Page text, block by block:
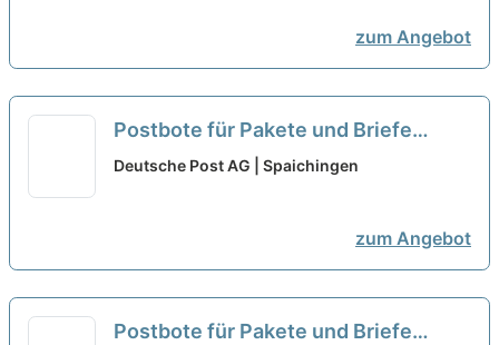
zum Angebot
Postbote für Pakete und Briefe
(m/w/d) neu
Deutsche Post AG | Spaichingen
zum Angebot
Postbote für Pakete und Briefe